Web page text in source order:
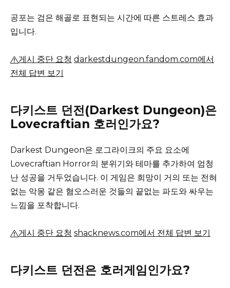
공포는 검은 해골로 표현되는 시간에 따른 스트레스 효과
입니다.
게시 중단 요청 darkestdungeon.fandom.com에서
전체 답변 보기
다키스트 던전(Darkest Dungeon)은
Lovecraftian 호러인가요?
Darkest Dungeon은 로그라이크의 주요 요소에
Lovecraftian Horror의 분위기와 테마를 추가하여 엄청
난 성공을 거두었습니다. 이 게임은 희망이 거의 또는 전혀
없는 악몽 같은 혐오스러운 것들의 끝없는 파도와 싸우는
느낌을 포착합니다.
게시 중단 요청 shacknews.com에서 전체 답변 보기
다키스트 던전은 호러게임인가요?